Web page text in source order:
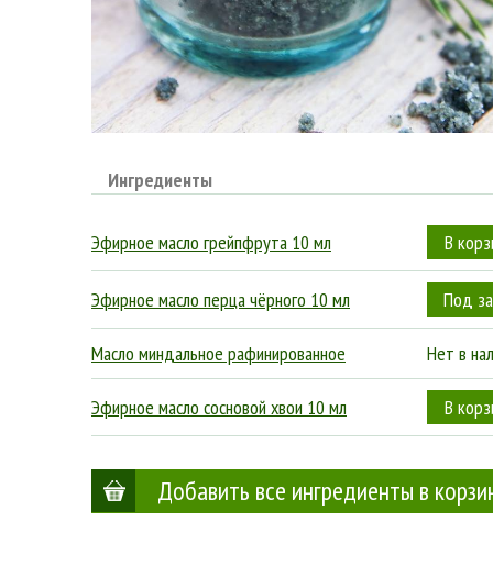
Ингредиенты
Эфирное масло грейпфрута 10 мл
Эфирное масло перца чёрного 10 мл
Масло миндальное рафинированное Нет в
Эфирное масло сосновой хвои 10 мл
Добавить все ингредиенты в